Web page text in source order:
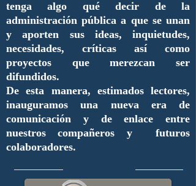
tenga algo qué decir de la
administración pública a que se unan
y aporten sus ideas, inquietudes,
necesidades, críticas así como
proyectos que merezcan ser
difundidos.
De esta manera, estimados lectores,
inauguramos una nueva era de
comunicación y de enlace entre
nuestros compañeros y futuros
colaboradores.